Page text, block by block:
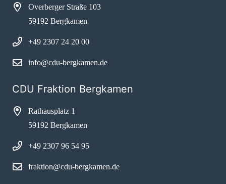
Overberger Straße 103
59192 Bergkamen
+49 2307 24 20 00
info@cdu-bergkamen.de
CDU Fraktion Bergkamen
Rathausplatz 1
59192 Bergkamen
+49 2307 96 54 95
fraktion@cdu-bergkamen.de